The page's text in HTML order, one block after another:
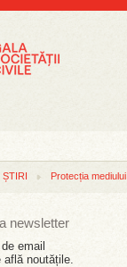
ȘTIRI Protecția mediului
newsletter
email
noutățile.